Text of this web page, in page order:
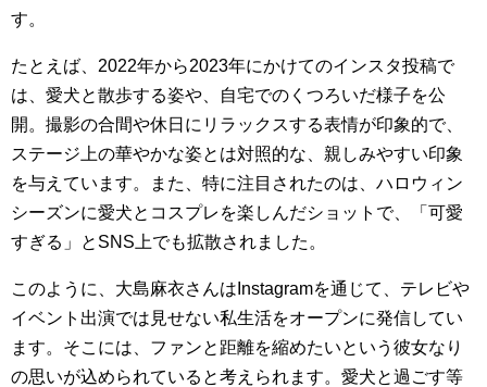
す。
たとえば、2022年から2023年にかけてのインスタ投稿で
は、愛犬と散歩する姿や、自宅でのくつろいだ様子を公
開。撮影の合間や休日にリラックスする表情が印象的で、
ステージ上の華やかな姿とは対照的な、親しみやすい印象
を与えています。また、特に注目されたのは、ハロウィン
シーズンに愛犬とコスプレを楽しんだショットで、「可愛
すぎる」とSNS上でも拡散されました。
このように、大島麻衣さんはInstagramを通じて、テレビや
イベント出演では見せない私生活をオープンに発信してい
ます。そこには、ファンと距離を縮めたいという彼女なり
の思いが込められていると考えられます。愛犬と過ごす等